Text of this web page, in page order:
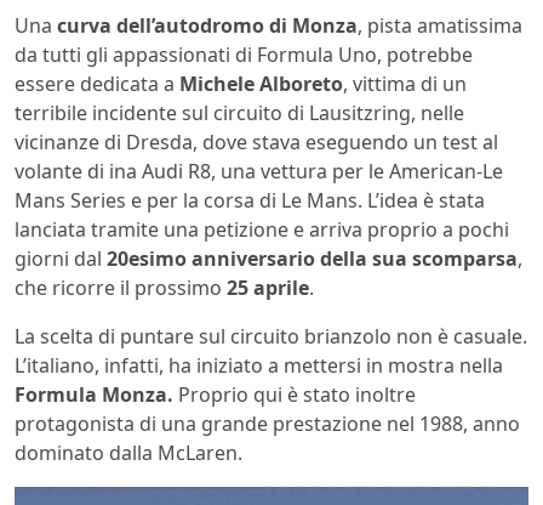
Una curva dell’autodromo di Monza, pista amatissima
da tutti gli appassionati di Formula Uno, potrebbe
essere dedicata a Michele Alboreto, vittima di un
terribile incidente sul circuito di Lausitzring, nelle
vicinanze di Dresda, dove stava eseguendo un test al
volante di ina Audi R8, una vettura per le American-Le
Mans Series e per la corsa di Le Mans. L’idea è stata
lanciata tramite una petizione e arriva proprio a pochi
giorni dal 20esimo anniversario della sua scomparsa,
che ricorre il prossimo 25 aprile.
La scelta di puntare sul circuito brianzolo non è casuale.
L’italiano, infatti, ha iniziato a mettersi in mostra nella
Formula Monza. Proprio qui è stato inoltre
protagonista di una grande prestazione nel 1988, anno
dominato dalla McLaren.